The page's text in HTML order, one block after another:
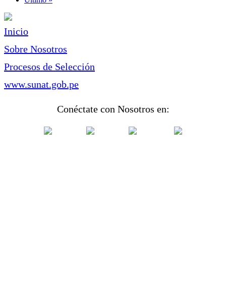
Inicio
Sobre Nosotros
Procesos de Selección
www.sunat.gob.pe
Conéctate con Nosotros en: